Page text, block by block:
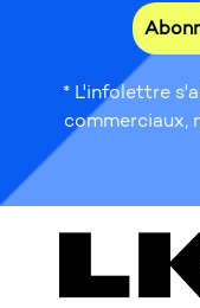
* L'infolettre
commerciaux,